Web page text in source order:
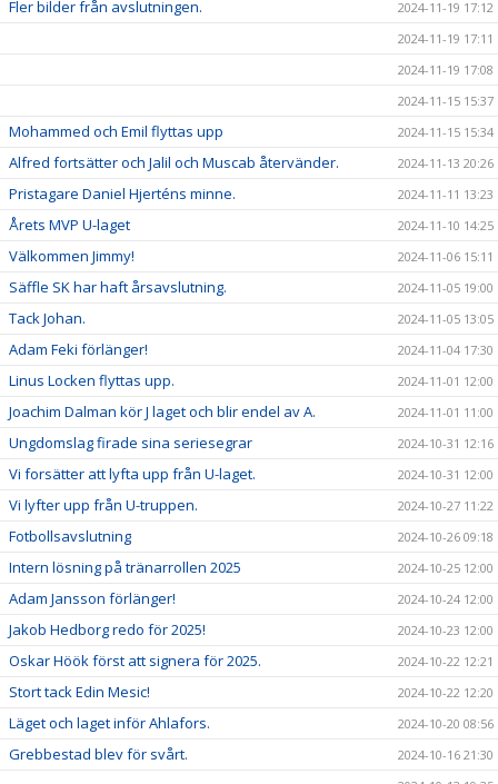
Fler bilder från avslutningen.
2024-11-19 17:12
2024-11-19 17:11
2024-11-19 17:08
2024-11-15 15:37
Mohammed och Emil flyttas upp 2024-11-15 15:34
Alfred fortsätter och Jalil och Muscab återvänder. 2024-11-13 20:26
Pristagare Daniel Hjerténs minne. 2024-11-11 13:23
Årets MVP U-laget 2024-11-10 14:25
Välkommen Jimmy! 2024-11-06 15:11
Säffle SK har haft årsavslutning. 2024-11-05 19:00
Tack Johan. 2024-11-05 13:05
Adam Feki förlänger! 2024-11-04 17:30
Linus Locken flyttas upp. 2024-11-01 12:00
Joachim Dalman kör J laget och blir endel av A. 2024-11-01 11:00
Ungdomslag firade sina seriesegrar 2024-10-31 12:16
Vi forsätter att lyfta upp från U-laget. 2024-10-31 12:00
Vi lyfter upp från U-truppen. 2024-10-27 11:22
Fotbollsavslutning 2024-10-26 09:18
Intern lösning på tränarrollen 2025 2024-10-25 12:00
Adam Jansson förlänger! 2024-10-24 12:00
Jakob Hedborg redo för 2025! 2024-10-23 12:00
Oskar Höök först att signera för 2025. 2024-10-22 12:21
Stort tack Edin Mesic! 2024-10-22 12:20
Läget och laget inför Ahlafors. 2024-10-20 08:56
Grebbestad blev för svårt.
2024-10-16 21:30